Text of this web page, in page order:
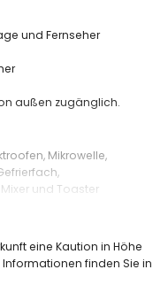
und Fernseher
außen zugänglich.
Mikrowelle,
und Toaster
mit einem
einem Einzelbett (200 x
eine Kaution in Höhe
finden Sie in